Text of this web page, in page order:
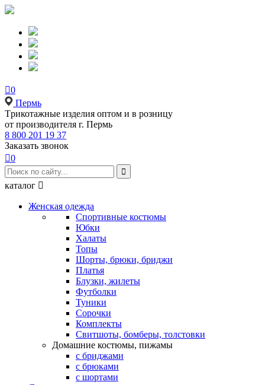
0
Пермь
Tрикотажные изделия оптом и в розницу
от производителя г. Пермь
8 800 201 19 37
Заказать звонок
0

каталог 
Женская одежда
Спортивные костюмы
Юбки
Халаты
Топы
Шорты, брюки, бриджи
Платья
Блузки, жилеты
Футболки
Туники
Сорочки
Комплекты
Свитшоты, бомберы, толстовки
Домашние костюмы, пижамы
с бриджами
с брюками
с шортами